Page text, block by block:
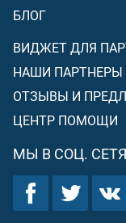
БЛОГ
ВИДЖЕТ ДЛЯ
НАШИ ПАРТНЕРЫ
ОТЗЫВЫ И
ЦЕНТР ПОМОЩИ
МЫ В СОЦ.